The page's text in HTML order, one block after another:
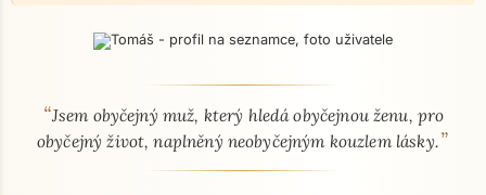
O mně - seznamka profil
“Jsem obyčejný muž, který hledá obyčejnou ženu, pro
obyčejný život, naplněný neobyčejným kouzlem lásky.”